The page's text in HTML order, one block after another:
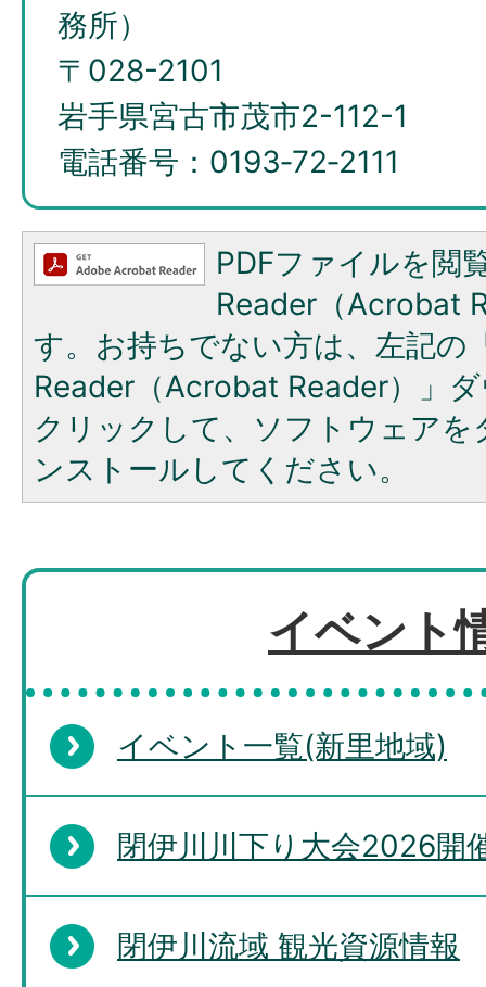
務所）
〒028-2101
岩手県宮古市茂市2-112-1
電話番号：0193‐72‐2111
PDFファイルを閲
Reader（Acrobat
す。お持ちでない方は、左記の
Reader（Acrobat Reader）」
クリックして、ソフトウェア
ンストールしてください。
イベント
イベント一覧(新里地域)
閉伊川川下り大会2026開
閉伊川流域 観光資源情報